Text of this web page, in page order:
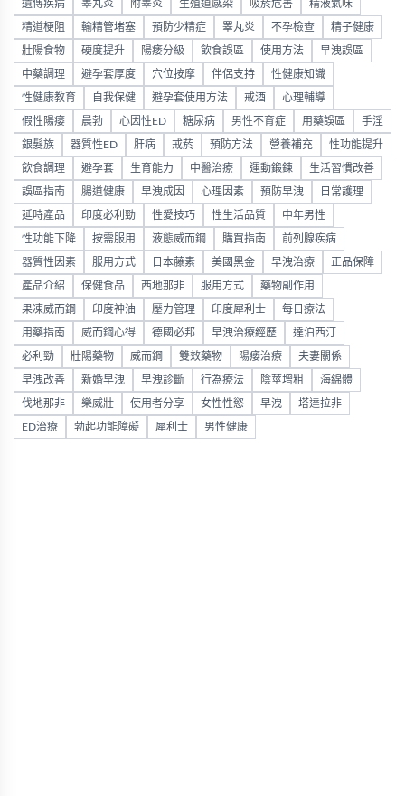
遺傳疾病 睾丸炎 附睾炎 生殖道感染 吸菸危害 精液氣味
精道梗阻 輸精管堵塞 預防少精症 睪丸炎 不孕檢查 精子健康
壯陽食物 硬度提升 陽痿分級 飲食誤區 使用方法 早洩誤區
中藥調理 避孕套厚度 穴位按摩 伴侶支持 性健康知識
性健康教育 自我保健 避孕套使用方法 戒酒 心理輔導
假性陽痿 晨勃 心因性ED 糖尿病 男性不育症 用藥誤區 手淫
銀髮族 器質性ED 肝病 戒菸 預防方法 營養補充 性功能提升
飲食調理 避孕套 生育能力 中醫治療 運動鍛鍊 生活習慣改善
誤區指南 腸道健康 早洩成因 心理因素 預防早洩 日常護理
延時產品 印度必利勁 性愛技巧 性生活品質 中年男性
性功能下降 按需服用 液態威而鋼 購買指南 前列腺疾病
器質性因素 服用方式 日本藤素 美國黑金 早洩治療 正品保障
產品介紹 保健食品 西地那非 服用方式 藥物副作用
果凍威而鋼 印度神油 壓力管理 印度犀利士 每日療法
用藥指南 威而鋼心得 德國必邦 早洩治療經歷 達泊西汀
必利勁 壯陽藥物 威而鋼 雙效藥物 陽痿治療 夫妻關係
早洩改善 新婚早洩 早洩診斷 行為療法 陰莖增粗 海綿體
伐地那非 樂威壯 使用者分享 女性性慾 早洩 塔達拉非
ED治療 勃起功能障礙 犀利士 男性健康